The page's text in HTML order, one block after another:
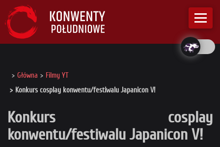
Główna
Filmy YT
Konkurs cosplay konwentu/festiwalu Japanicon V!
Konkurs cosplay
konwentu/festiwalu Japanicon V!